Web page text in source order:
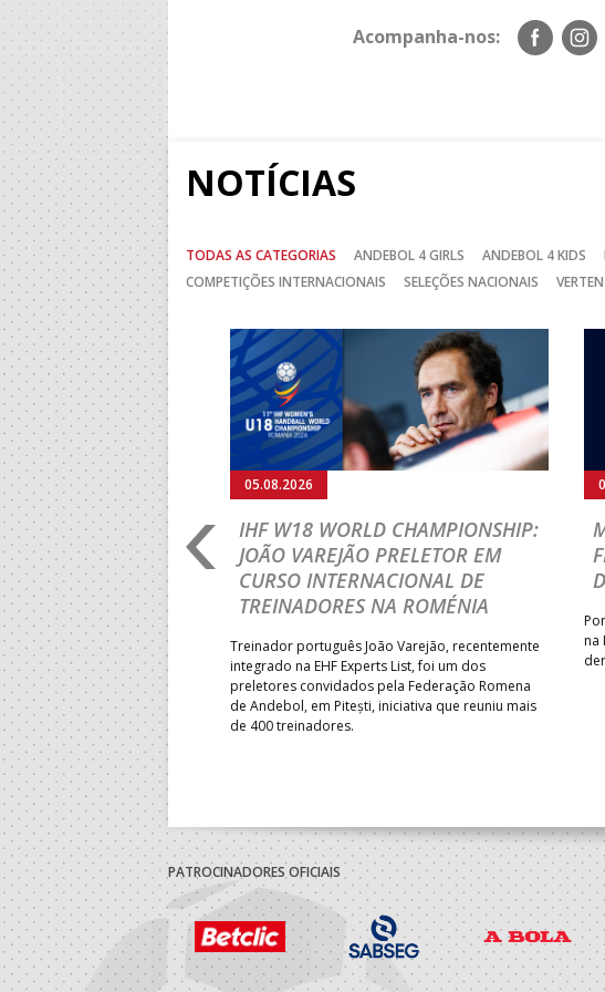
Acompanha-nos:
Siga-
nos
Siga-
nos
NOTÍCIAS
TODAS AS CATEGORIAS ANDEBOL 4 GIRLS ANDEBOL 4 KIDS
COMPETIÇÕES INTERNACIONAIS
SELEÇÕES NACIONAIS
CHAMPIONSHIP:
FASE A
CUP
na fase de grupos da
mede forças com o
no primeiro embate dos
entre o 17.º e 32.º lugare do
sub-18 Feminino.
05.08.2026
IHF W18 WORLD CHAMPIONSHIP:
JOÃO VAREJÃO PRELETOR EM
CURSO INTERNACIONAL DE
TREINADORES NA ROMÉNIA
Treinador português João Varejão, recentemente
integrado na EHF Experts List, foi um dos
preletores convidados pela Federação Romena
de Andebol, em Pitești, iniciativa que reuniu mais
de 400 treinadores.
na
Anterior
PATROCINADORES OFICIAIS